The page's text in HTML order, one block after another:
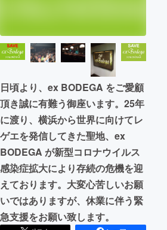
CAMPFIRE for Social Good
CAMPFIREふるさと納税machi-ya
日頃より、ex BODEGA をご愛顧
頂き誠に有難う御座います。25年
に渡り、横浜から世界に向けてレ
ゲエを発信してきた聖地、ex
BODEGA が新型コロナウイルス
感染症拡大により存続の危機を迎
えております。大変心苦しいお願
いではありますが、休業に伴う緊
急支援をお願い致します。